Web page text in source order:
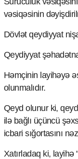
Mənəvi dəyərlər
Texnologiya
Missiyamız
vəsiqəsinin
Dövlət qeydiyyat
Qeydiyyat
Həmçinin layihəyə
olunmalıdır.
Qeyd olunur ki,
ilə bağlı üçüncü
icbari sığortasını
Xatırladaq ki, layihə